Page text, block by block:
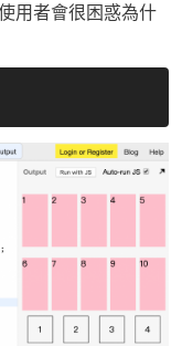
用者會很困惑為什